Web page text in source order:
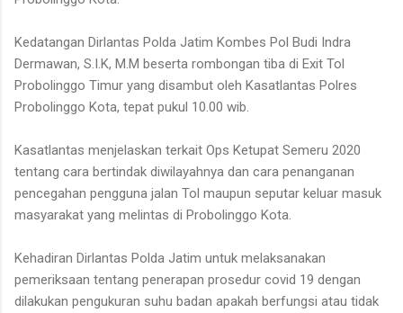
Kedatangan Dirlantas Polda Jatim Kombes Pol Budi Indra
Dermawan, S.I.K, M.M beserta rombongan tiba di Exit Tol
Probolinggo Timur yang disambut oleh Kasatlantas Polres
Probolinggo Kota, tepat pukul 10.00 wib.
Kasatlantas menjelaskan terkait Ops Ketupat Semeru 2020
tentang cara bertindak diwilayahnya dan cara penanganan
pencegahan pengguna jalan Tol maupun seputar keluar masuk
masyarakat yang melintas di Probolinggo Kota.
Kehadiran Dirlantas Polda Jatim untuk melaksanakan
pemeriksaan tentang penerapan prosedur covid 19 dengan
dilakukan pengukuran suhu badan apakah berfungsi atau tidak